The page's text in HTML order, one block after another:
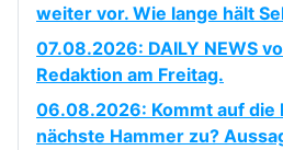
weiter vor. Wie lange hält
07.08.2026: DAILY NEWS
Redaktion am Freitag.
06.08.2026: Kommt auf die
nächste Hammer zu?